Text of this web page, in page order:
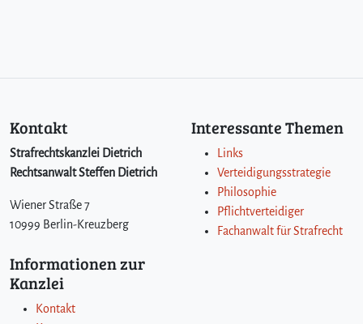
Kontakt
Strafrechtskanzlei Dietrich
Rechtsanwalt Steffen Dietrich
Wiener Straße 7
10999 Berlin-Kreuzberg
Interessante Themen
Links
Verteidigungsstrategie
Philosophie
Pflichtverteidiger
Fachanwalt für Strafrecht
Informationen zur
Kanzlei
Kontakt